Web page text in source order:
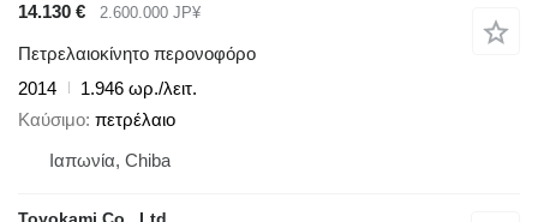
14.130 €
2.600.000 JP¥
Πετρελαιοκίνητο περονοφόρο
2014
1.946 ωρ./λειτ.
Καύσιμο πετρέλαιο
Ιαπωνία, Chiba